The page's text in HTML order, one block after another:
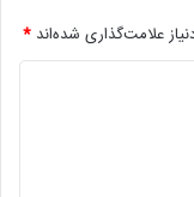
علامت‌گذاری شده‌اند *